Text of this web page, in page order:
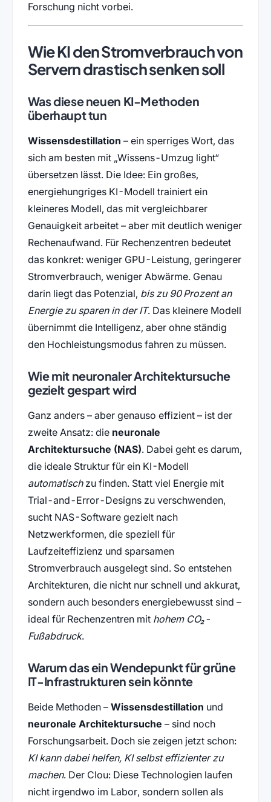
Forschung nicht vorbei.
Wie KI den Stromverbrauch von
Servern drastisch senken soll
Was diese neuen KI-Methoden
überhaupt tun
Wissensdestillation – ein sperriges Wort, das
sich am besten mit „Wissens-Umzug light“
übersetzen lässt. Die Idee: Ein großes,
energiehungriges KI-Modell trainiert ein
kleineres Modell, das mit vergleichbarer
Genauigkeit arbeitet – aber mit deutlich weniger
Rechenaufwand. Für Rechenzentren bedeutet
das konkret: weniger GPU-Leistung, geringerer
Stromverbrauch, weniger Abwärme. Genau
darin liegt das Potenzial, bis zu 90 Prozent an
Energie zu sparen in der IT. Das kleinere Modell
übernimmt die Intelligenz, aber ohne ständig
den Hochleistungsmodus fahren zu müssen.
Wie mit neuronaler Architektursuche
gezielt gespart wird
Ganz anders – aber genauso effizient – ist der
zweite Ansatz: die neuronale
Architektursuche (NAS). Dabei geht es darum,
die ideale Struktur für ein KI-Modell
automatischzu finden. Statt viel Energie mit
Trial-and-Error-Designs zu verschwenden,
sucht NAS-Software gezielt nach
Netzwerkformen, die speziell für
Laufzeiteffizienz und sparsamen
Stromverbrauch ausgelegt sind. So entstehen
Architekturen, die nicht nur schnell und akkurat,
sondern auch besonders energiebewusst sind –
ideal für Rechenzentren mit hohem CO₂-
Fußabdruck.
Warum das ein Wendepunkt für grüne
IT-Infrastrukturen sein könnte
Beide Methoden – Wissensdestillation und
neuronale Architektursuche – sind noch
Forschungsarbeit. Doch sie zeigen jetzt schon:
KI kann dabei helfen, KI selbst effizienter zu
machen. Der Clou: Diese Technologien laufen
nicht irgendwo im Labor, sondern sollen als